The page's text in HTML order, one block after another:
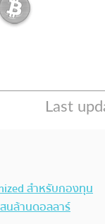
สำหรับกองทุน
นล้านดอลลาร์